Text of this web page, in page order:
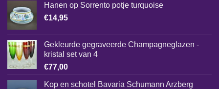
Hanen op Sorrento potje turquoise
€14,95
Gekleurde gegraveerde Champagneglazen -
kristal set van 4
€77,00
Kop en schotel Bavaria Schumann Arzberg